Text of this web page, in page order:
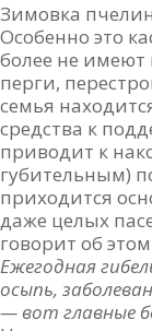
Зимовка
Особенно это
более не
перги,
семья
средства к
приводит к
губительным)
приходится
даже целых
говорит об
Ежегодная
осыпь,
— вот главные